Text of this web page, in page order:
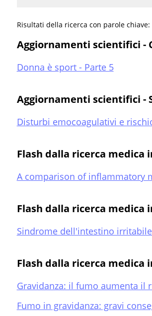
Risultati della ricerca con parole chiave:
Aggiornamenti scientifici -
Donna è sport - Parte 5
Aggiornamenti scientifici -
Disturbi emocoagulativi e
Flash dalla ricerca medica
A comparison of inflammatory
Flash dalla ricerca medica
Sindrome dell'intestino
Flash dalla ricerca medica
Gravidanza: il fumo aumenta il
Fumo in gravidanza: gravi